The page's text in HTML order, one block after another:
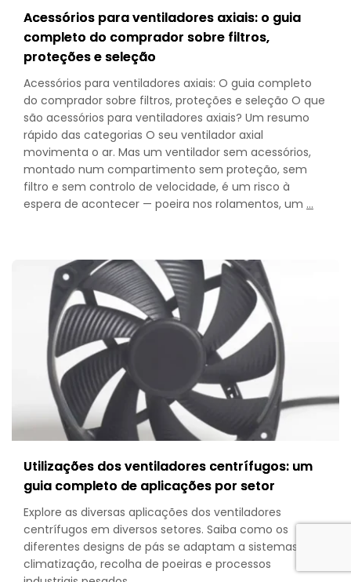
Acessórios para ventiladores axiais: o guia
completo do comprador sobre filtros,
proteções e seleção
Acessórios para ventiladores axiais: O guia completo
do comprador sobre filtros, proteções e seleção O que
são acessórios para ventiladores axiais? Um resumo
rápido das categorias O seu ventilador axial
movimenta o ar. Mas um ventilador sem acessórios,
montado num compartimento sem proteção, sem
filtro e sem controlo de velocidade, é um risco à
espera de acontecer — poeira nos rolamentos, um …
Utilizações dos ventiladores centrífugos: um
guia completo de aplicações por setor
Explore as diversas aplicações dos ventiladores
centrífugos em diversos setores. Saiba como os
diferentes designs de pás se adaptam a sistemas de
climatização, recolha de poeiras e processos